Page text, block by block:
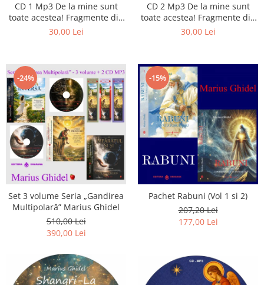
CD 1 Mp3 De la mine sunt
toate acestea! Fragmente din
cărțile lui Marius Ghidel
30,00 Lei
CD 2 Mp3 De la mine sunt
toate acestea! Fragmente din
cărțile lui Marius Ghidel
30,00 Lei
-24%
Set 3 volume Seria „Gandirea
Multipolară” Marius Ghidel
510,00 Lei
390,00 Lei
-15%
Pachet Rabuni (Vol 1 si 2)
207,20 Lei
177,00 Lei